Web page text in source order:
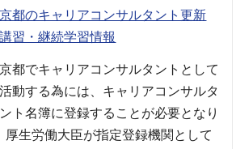
京都のキャリアコンサルタント更新
講習・継続学習情報
京都でキャリアコンサルタントとして
活動する為には、キャリアコンサルタ
ント名簿に登録することが必要となり
厚生労働大臣が指定登録機関として